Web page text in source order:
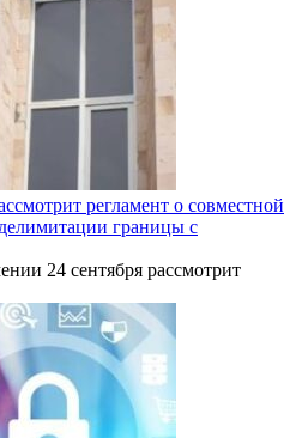
регламент о совместной
границы с
24 сентября рассмотрит